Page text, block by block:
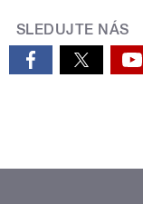
SLEDUJTE NÁS